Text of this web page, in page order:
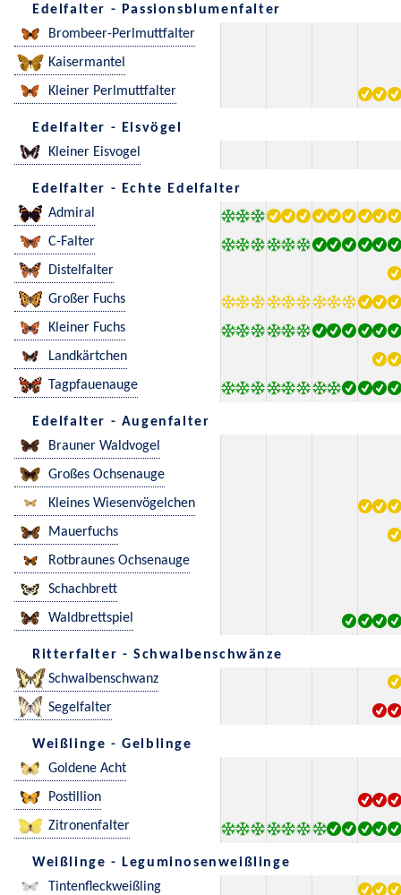
Edelfalter - Passionsblumenfalter
Brombeer-Perlmuttfalter
Kaisermantel
Kleiner Perlmuttfalter
Edelfalter - Eisvögel
Kleiner Eisvogel
Edelfalter - Echte Edelfalter
Admiral
C-Falter
Distelfalter
Großer Fuchs
Kleiner Fuchs
Landkärtchen
Tagpfauenauge
Edelfalter - Augenfalter
Brauner Waldvogel
Großes Ochsenauge
Kleines Wiesenvögelchen
Mauerfuchs
Rotbraunes Ochsenauge
Schachbrett
Waldbrettspiel
Ritterfalter - Schwalbenschwänze
Schwalbenschwanz
Segelfalter
Weißlinge - Gelblinge
Goldene Acht
Postillion
Zitronenfalter
Weißlinge - Leguminosenweißlinge
Tintenfleckweißling